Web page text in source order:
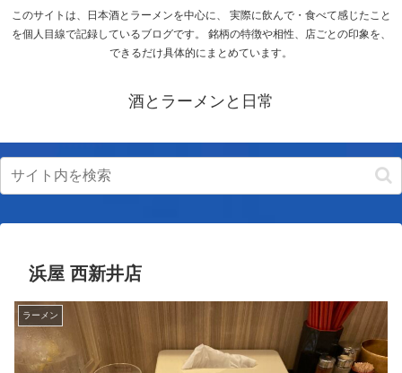
このサイトは、日本酒とラーメンを中心に、 実際に飲んで・食べて感じたこと
を個人目線で記録しているブログです。 銘柄の特徴や相性、店ごとの印象を、
できるだけ具体的にまとめています。
酒とラーメンと日常
浜屋 西新井店
ラーメン